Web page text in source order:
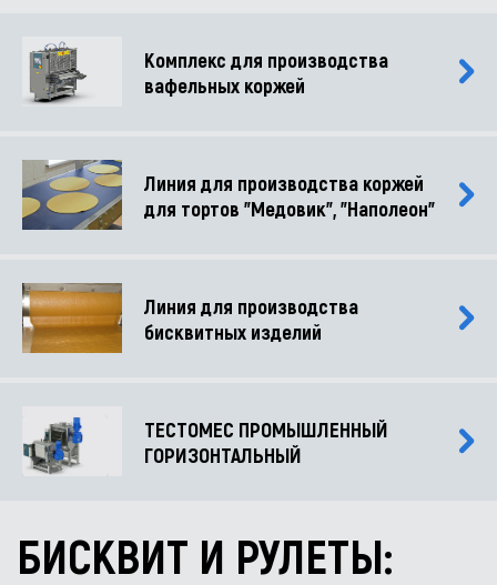
Комплекс для производства
вафельных коржей
Линия для производства коржей
для тортов "Медовик", "Наполеон"
Линия для производства
бисквитных изделий
ТЕСТОМЕС ПРОМЫШЛЕННЫЙ
ГОРИЗОНТАЛЬНЫЙ
БИСКВИТ И РУЛЕТЫ: